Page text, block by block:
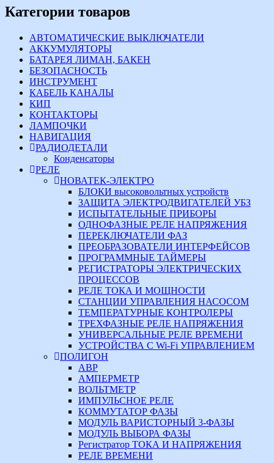
Категории товаров
АВТОМАТИЧЕСКИЕ ВЫКЛЮЧАТЕЛИ
АККУМУЛЯТОРЫ
БАТАРЕЯ ЛИМАН, БАКЕН
БЕЗОПАСНОСТЬ
ИНСТРУМЕНТ
КАБЕЛЬ КАНАЛЫ
КИП
КОНТАКТОРЫ
ЛАМПОЧКИ
НАВИГАЦИЯ
РАДИОДЕТАЛИ
Конденсаторы
РЕЛЕ
НОВАТЕК-ЭЛЕКТРО
БЛОКИ высоковольтных устройств
ЗАЩИТА ЭЛЕКТРОДВИГАТЕЛЕЙ УБЗ
ИСПЫТАТЕЛЬНЫЕ ПРИБОРЫ
ОДНОФАЗНЫЕ РЕЛЕ НАПРЯЖЕНИЯ
ПЕРЕКЛЮЧАТЕЛИ ФАЗ
ПРЕОБРАЗОВАТЕЛИ ИНТЕРФЕЙСОВ
ПРОГРАММНЫЕ ТАЙМЕРЫ
РЕГИСТРАТОРЫ ЭЛЕКТРИЧЕСКИХ
ПРОЦЕССОВ
РЕЛЕ ТОКА И МОЩНОСТИ
СТАНЦИИ УПРАВЛЕНИЯ НАСОСОМ
ТЕМПЕРАТУРНЫЕ КОНТРОЛЕРЫ
ТРЕХФАЗНЫЕ РЕЛЕ НАПРЯЖЕНИЯ
УНИВЕРСАЛЬНЫЕ РЕЛЕ ВРЕМЕНИ
УСТРОЙСТВА С Wi-Fi УПРАВЛЕНИЕМ
ПОЛИГОН
АВР
АМПЕРМЕТР
ВОЛЬТМЕТР
ИМПУЛЬСНОЕ РЕЛЕ
КОММУТАТОР ФАЗЫ
МОДУЛЬ ВАРИСТОРНЫЙ 3-ФАЗЫ
МОДУЛЬ ВЫБОРА ФАЗЫ
Регистратор ТОКА И НАПРЯЖЕНИЯ
РЕЛЕ ВРЕМЕНИ